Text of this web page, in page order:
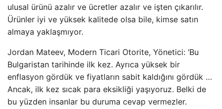
ulusal ürünü azalır ve ücretler azalır ve işten çıkarılır.
Ürünler iyi ve yüksek kalitede olsa bile, kimse satın
almaya yaklaşmıyor.
Jordan Mateev, Modern Ticari Otorite, Yönetici: ‘Bu
Bulgaristan tarihinde ilk kez. Ayrıca yüksek bir
enflasyon gördük ve fiyatların sabit kaldığını gördük …
Ancak, ilk kez sıcak para eksikliği yaşıyoruz. Belki de
bu yüzden insanlar bu duruma cevap vermezler.